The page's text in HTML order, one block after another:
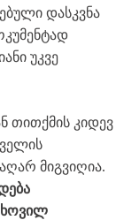
დასკვნა
უკვე
თითქმის კიდევ
აღარ მიგვიღია.